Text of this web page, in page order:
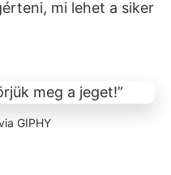
mi lehet a siker
GIPHY